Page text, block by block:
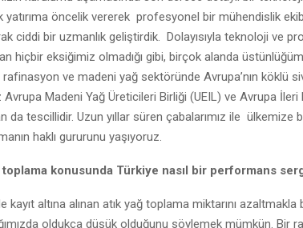
yatırıma öncelik vererek profesyonel bir mühendislik
ciddi bir uzmanlık geliştirdik. Dolayısıyla teknoloji ve
hiçbir eksiğimiz olmadığı gibi, birçok alanda
ve madeni yağ sektöründe Avrupa’nın köklü
Avrupa Madeni Yağ Üreticileri Birliği (UEIL) ve Avrupa
da tescillidir. Uzun yıllar süren çabalarımız ile
haklı gururunu yaşıyoruz.
toplama konusunda Türkiye nasıl bir performans
kayıt altına alınan atık yağ toplama miktarını
oldukça düşük olduğunu söylemek mümkün. Bir